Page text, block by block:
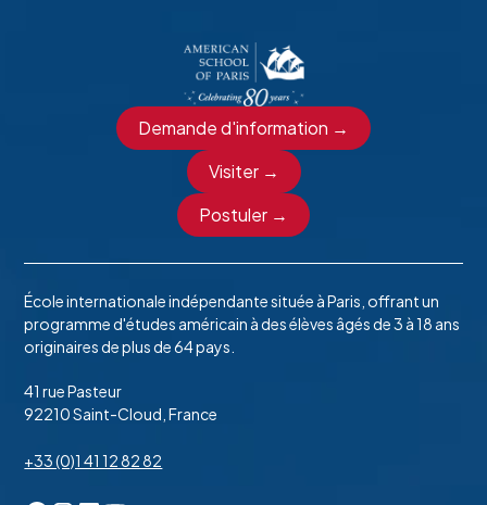
Demande d'information →
Visiter →
Postuler →
École internationale indépendante située à Paris, offrant un
programme d'études américain à des élèves âgés de 3 à 18 ans
originaires de plus de 64 pays.
41 rue Pasteur
92210 Saint-Cloud, France
+33 (0)1 41 12 82 82